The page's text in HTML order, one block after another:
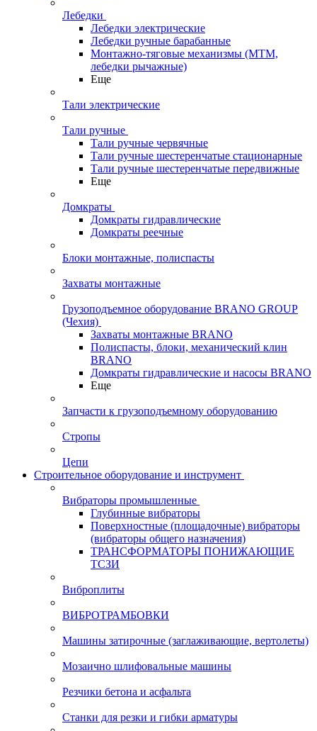
Лебедки
Лебедки электрические
Лебедки ручные барабанные
Монтажно-тяговые механизмы (МТМ,
лебедки рычажные)
Еще
Тали электрические
Тали ручные
Тали ручные червячные
Тали ручные шестеренчатые стационарные
Тали ручные шестеренчатые передвижные
Еще
Домкраты
Домкраты гидравлические
Домкраты реечные
Блоки монтажные, полиспасты
Захваты монтажные
Грузоподъемное оборудование BRANO GROUP
(Чехия)
Захваты монтажные BRANO
Полиспасты, блоки, механический клин
BRANO
Домкраты гидравлические и насосы BRANO
Еще
Запчасти к грузоподъемному оборудованию
Стропы
Цепи
Строительное оборудование и инструмент
Вибраторы промышленные
Глубинные вибраторы
Поверхностные (площадочные) вибраторы
(вибраторы общего назначения)
ТРАНСФОРМАТОРЫ ПОНИЖАЮЩИЕ
ТСЗИ
Виброплиты
ВИБРОТРАМБОВКИ
Машины затирочные (заглаживающие, вертолеты)
Мозаично шлифовальные машины
Резчики бетона и асфальта
Станки для резки и гибки арматуры